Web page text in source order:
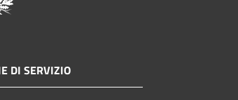
DI SERVIZIO